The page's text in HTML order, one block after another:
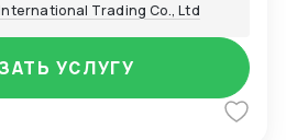
Trading Co., Ltd
УСЛУГУ